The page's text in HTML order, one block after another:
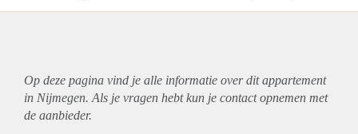
Op deze pagina vind je alle informatie over ditappartement
in Nijmegen. Als je vragen hebt kun je contact opnemen met
de aanbieder.